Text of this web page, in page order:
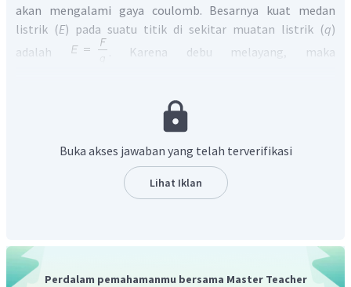
akan mengalami gaya coulomb. Besarnya kuat medan
listrik (E) pada suatu titik di sekitar muatan listrik (q)
adalah
. Karena debu melayang, maka
Dengan demikian, kuat medannya 5 N/C
Buka akses jawaban yang telah terverifikasi
Lihat Iklan
Perdalam pemahamanmu bersama Master Teacher